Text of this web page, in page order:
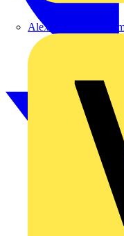
Alexander Bürkle